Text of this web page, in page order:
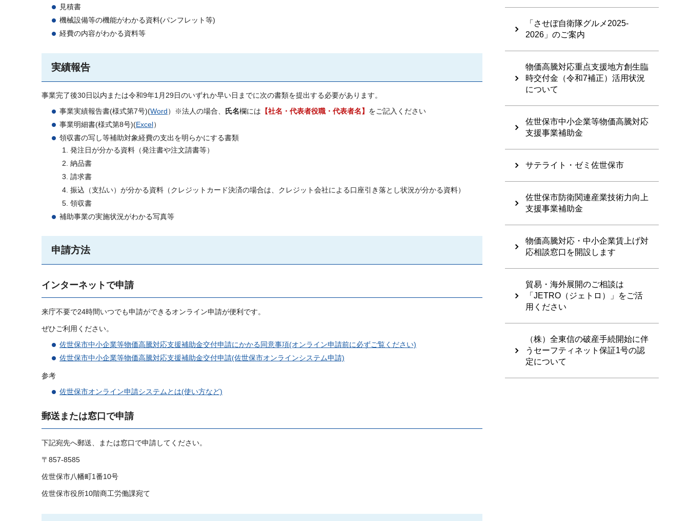
見積書
機械設備等の機能がわかる資料(パンフレット等)
経費の内容がわかる資料等
実績報告
事業完了後30日以内または令和9年1月29日のいずれか早い日までに次の書類を提出する必要があります。
事業実績報告書(様式第7号)(Word）※法人の場合、 氏名欄には 【社名・代表者役職・代表者名】 をご記入ください
事業明細書(様式第8号)(Excel）
領収書の写し等補助対象経費の支出を明らかにする書類
発注日が分かる資料（発注書や注文請書等）
納品書
請求書
振込（支払い）が分かる資料（クレジットカード決済の場合は、クレジット会社による口座引き落とし状況が分かる資料）
領収書
補助事業の実施状況がわかる写真等
申請方法
インターネットで申請
来庁不要で24時間いつでも申請ができるオンライン申請が便利です。
ぜひご利用ください。
佐世保市中小企業等物価高騰対応支援補助金交付申請にかかる同意事項(オンライン申請前に必ずご覧ください)
佐世保市中小企業等物価高騰対応支援補助金交付申請(佐世保市オンラインシステム申請)
参考
佐世保市オンライン申請システムとは(使い方など)
郵送または窓口で申請
下記宛先へ郵送、または窓口で申請してください。
〒857-8585
佐世保市八幡町1番10号
佐世保市役所10階商工労働課宛て
「させぼ自衛隊グルメ2025-
2026」のご案内
物価高騰対応重点支援地方創生臨
時交付金（令和7補正）活用状況
について
佐世保市中小企業等物価高騰対応
支援事業補助金
サテライト・ゼミ佐世保市
佐世保市防衛関連産業技術力向上
支援事業補助金
物価高騰対応・中小企業賃上げ対
応相談窓口を開設します
貿易・海外展開のご相談は
「JETRO（ジェトロ）」をご活
用ください
（株）全東信の破産手続開始に伴
うセーフティネット保証1号の認
定について